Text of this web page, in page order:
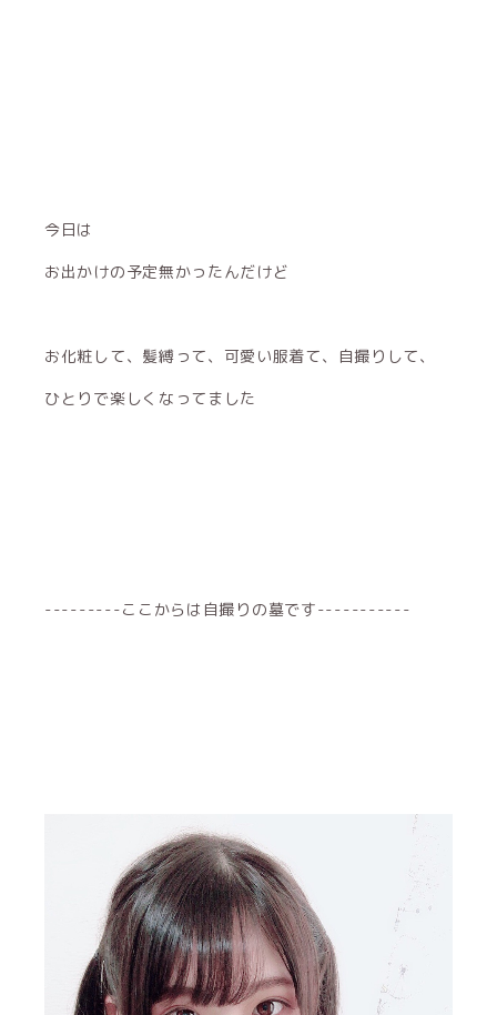
今日は
お出かけの予定無かったんだけど
お化粧して、髪縛って、可愛い服着て、自撮りして、
ひとりで楽しくなってました
---------ここからは自撮りの墓です-----------